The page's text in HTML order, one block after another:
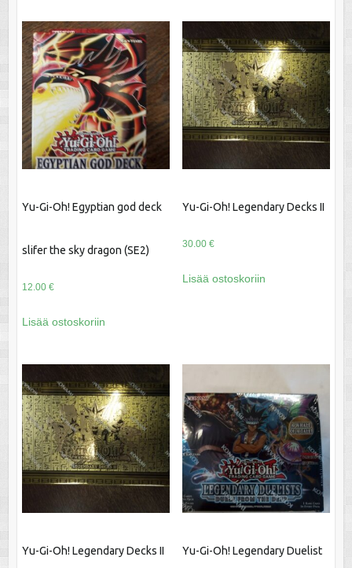
Yu-Gi-Oh! Egyptian god deck
slifer the sky dragon (SE2)
12.00 €
Lisää ostoskoriin
Yu-Gi-Oh! Legendary Decks II
30.00 €
Lisää ostoskoriin
Yu-Gi-Oh! Legendary Decks II Yu-Gi-Oh! Legendary Duelist